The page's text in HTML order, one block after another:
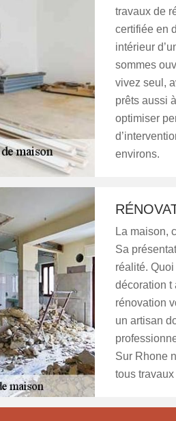
travaux de
certifiée en
intérieur
sommes
vivez seul,
prêts aussi
optimiser
environs.
La maison,
Sa
réalité.
décoration t
rénovation
un artisan
Sur Rhone
tous